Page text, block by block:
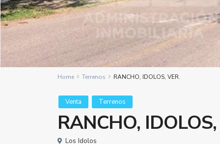
Home Terrenos RANCHO, IDOLOS, VER.
Venta Terrenos
RANCHO,
Los Idolos